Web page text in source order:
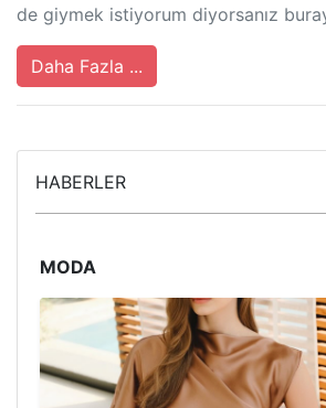
de giymek istiyorum diyorsanız
Daha Fazla ...
HABERLER
MODA